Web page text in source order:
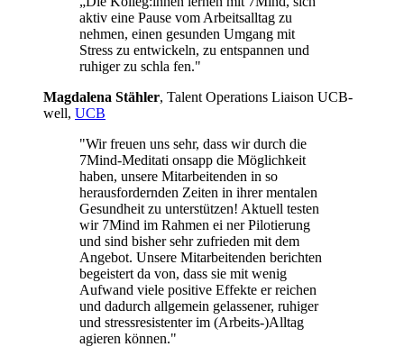
aktiv eine Pause vom Arbeitsalltag zu
nehmen, einen gesunden Umgang mit
Stress zu entwickeln, zu entspannen und
ruhiger zu schla fen."
Mag­da­lena Stäh­ler, Talent Operations Liaison UCB­
well, UCB
"Wir freuen uns sehr, dass wir durch die
7Mind-Meditati onsapp die Möglichkeit
haben, unsere Mitarbeitenden in so
herausfordernden Zeiten in ihrer mentalen
Gesundheit zu unterstützen! Aktuell testen
wir 7Mind im Rahmen ei ner Pilotierung
und sind bisher sehr zufrieden mit dem
Angebot. Unsere Mitarbeitenden berichten
begeistert da von, dass sie mit wenig
Aufwand viele positive Effekte er reichen
und dadurch allgemein gelassener, ruhiger
und stressresistenter im (Arbeits-)Alltag
agieren können."